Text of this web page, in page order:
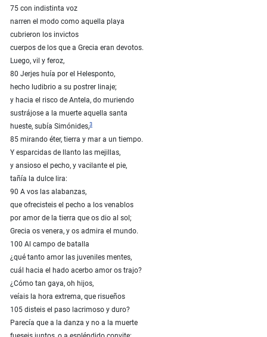
75 con indistinta voz
narren el modo como aquella playa
cubrieron los invictos
cuerpos de los que a Grecia eran devotos.
Luego, vil y feroz,
80 Jerjes huía por el Helesponto,
hecho ludibrio a su postrer linaje;
y hacia el risco de Antela, do muriendo
sustrájose a la muerte aquella santa
hueste, subía Simónides,3
85 mirando éter, tierra y mar a un tiempo.
Y esparcidas de llanto las mejillas,
y ansioso el pecho, y vacilante el pie,
tañía la dulce lira:
90 A vos las alabanzas,
que ofrecisteis el pecho a los venablos
por amor de la tierra que os dio al sol;
Grecia os venera, y os admira el mundo.
100 Al campo de batalla
¿qué tanto amor las juveniles mentes,
cuál hacia el hado acerbo amor os trajo?
¿Cómo tan gaya, oh hijos,
veíais la hora extrema, que risueños
105 disteis el paso lacrimoso y duro?
Parecía que a la danza y no a la muerte